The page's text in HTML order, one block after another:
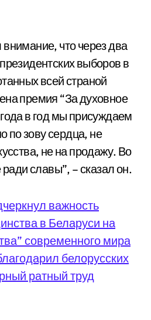
что через два
выборов в
всей страной
премия “За духовное
в год мы присуждаем
по зову сердца, не
не на продажу. Во
славы”, – сказал он.
важность
в Беларуси на
современного мира
белорусских
ратный труд